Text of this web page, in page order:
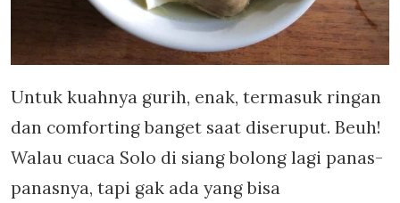
Untuk kuahnya gurih, enak, termasuk ringan
dan comforting banget saat diseruput. Beuh!
Walau cuaca Solo di siang bolong lagi panas-
panasnya, tapi gak ada yang bisa